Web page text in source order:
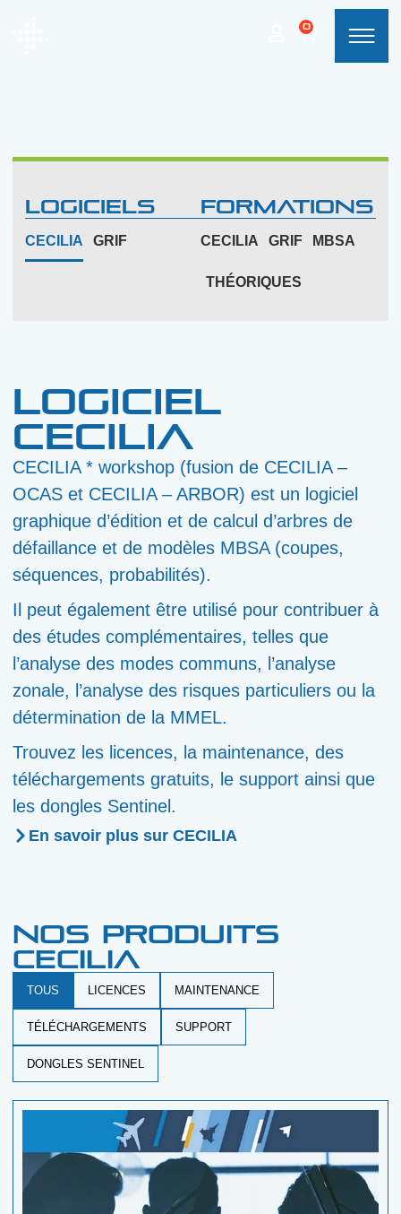
0
LOGICIELS
CECILIA GRIF
Formations
CECILIA GRIF MBSA
THÉORIQUES
Logiciel
CECILIA
CECILIA * workshop (fusion de CECILIA –
OCAS et CECILIA – ARBOR) est un logiciel
graphique d’édition et de calcul d’arbres de
défaillance et de modèles MBSA (coupes,
séquences, probabilités).
Il peut également être utilisé pour contribuer à
des études complémentaires, telles que
l’analyse des modes communs, l’analyse
zonale, l’analyse des risques particuliers ou la
détermination de la MMEL.
Trouvez les licences, la maintenance, des
téléchargements gratuits, le support ainsi que
les dongles Sentinel.
En savoir plus sur CECILIA
Nos produits
CECILIA
TOUS LICENCES MAINTENANCE
TÉLÉCHARGEMENTS SUPPORT
DONGLES SENTINEL